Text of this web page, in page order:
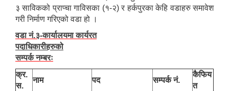
३ साविकको प्राप्चा गाविसका (१-२) र हर्कपुरका केहि वडाहरु समावेश
गरी निर्माण गरिएको वडा हो ।
वडा नं.३-कार्यालयमा कार्यरत
पदाधिकारीहरुको
सम्पर्क नम्बरः
क्र.
स.
नाम पद सम्पर्क नं.
कैफिय
त